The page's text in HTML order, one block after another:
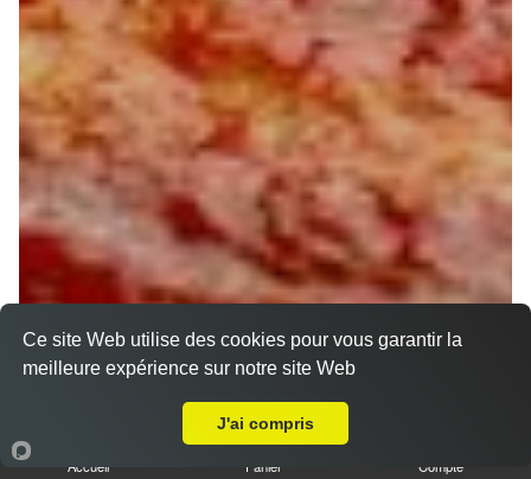
Accueil Panier Compte
Ce site Web utilise des cookies pour vous garantir la
meilleure expérience sur notre site Web
J'ai compris